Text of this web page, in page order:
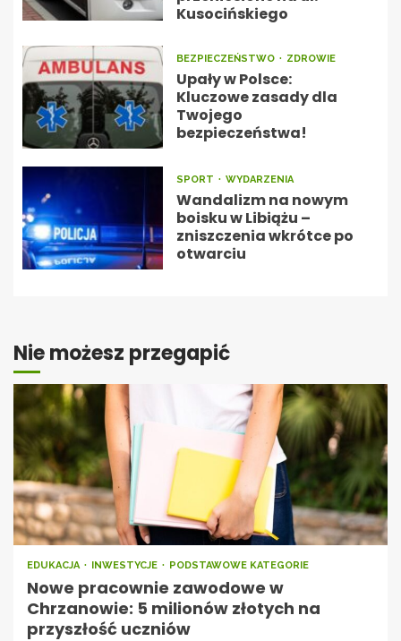
Kusocińskiego
BEZPIECZEŃSTWO ZDROWIE
Upały w Polsce:
Kluczowe zasady dla
Twojego
bezpieczeństwa!
SPORT WYDARZENIA
Wandalizm na nowym
boisku w Libiążu –
zniszczenia wkrótce po
otwarciu
Nie możesz przegapić
EDUKACJA INWESTYCJE PODSTAWOWE KATEGORIE
Nowe pracownie zawodowe w
Chrzanowie: 5 milionów złotych na
przyszłość uczniów